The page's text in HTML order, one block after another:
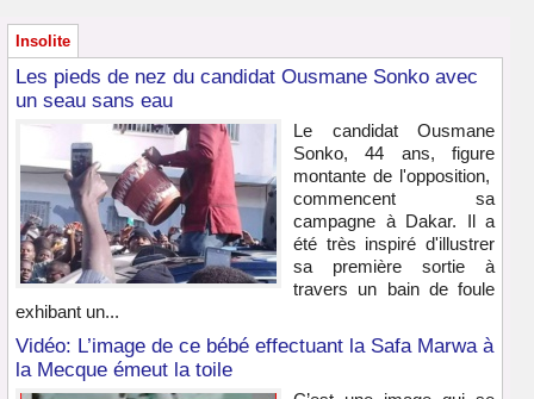
Insolite
Les pieds de nez du candidat Ousmane Sonko avec
un seau sans eau
Le candidat Ousmane
Sonko, 44 ans, figure
montante de l'opposition,
commencent sa
campagne à Dakar. Il a
été très inspiré d'illustrer
sa première sortie à
travers un bain de foule
exhibant un...
Vidéo: L’image de ce bébé effectuant la Safa Marwa à
la Mecque émeut la toile